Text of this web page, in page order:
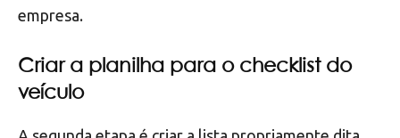
podem variar de acordo com o tipo de veículo, o
uso que ele é destinado e as necessidades da